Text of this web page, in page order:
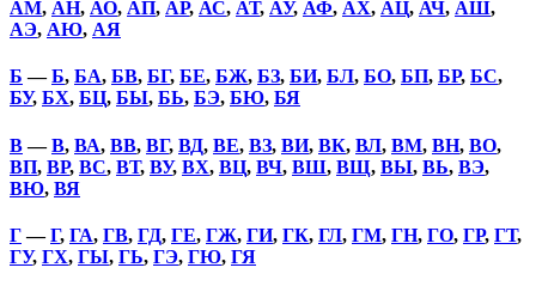
АМ, АН, АО, АП, АР, АС, АТ, АУ, АФ, АХ, АЦ, АЧ, АШ,
АЭ, АЮ, АЯ
Б —Б, БА, БВ, БГ, БЕ, БЖ, БЗ, БИ, БЛ, БО, БП, БР, БС,
БУ, БХ, БЦ, БЫ, БЬ, БЭ, БЮ, БЯ
В—В, ВА, ВВ, ВГ, ВД, ВЕ, ВЗ, ВИ, ВК, ВЛ, ВМ, ВН, ВО,
ВП, ВР, ВС, ВТ, ВУ, ВХ, ВЦ, ВЧ, ВШ, ВЩ, ВЫ, ВЬ, ВЭ,
ВЮ, ВЯ
Г—Г, ГА, ГВ, ГД, ГЕ, ГЖ, ГИ, ГК, ГЛ, ГМ, ГН, ГО, ГР, ГТ,
ГУ, ГХ, ГЫ, ГЬ, ГЭ, ГЮ, ГЯ